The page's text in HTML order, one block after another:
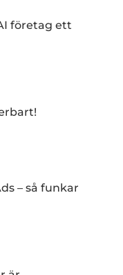
företag ett
– så funkar